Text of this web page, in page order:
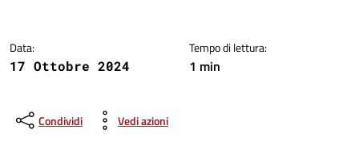
Data:
17 Ottobre 2024
Tempo di lettura:
1 min
Condividi Vedi azioni